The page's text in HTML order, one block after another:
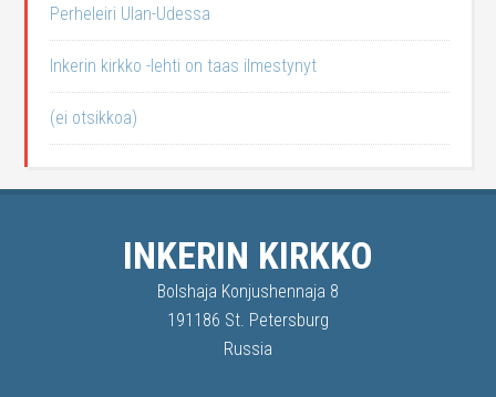
Perheleiri Ulan-Udessa
Inkerin kirkko -lehti on taas ilmestynyt
(ei otsikkoa)
INKERIN KIRKKO
Bolshaja Konjushennaja 8
191186 St. Petersburg
Russia